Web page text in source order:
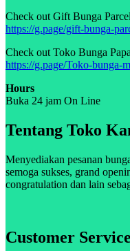
Check out Gift Bunga
https://g.page/gift-bunga-
Check out Toko Bunga
https://g.page/Toko-bunga-
Hours
Buka 24 jam On Line
Tentang Toko
Menyediakan pesanan
semoga sukses, grand
congratulation dan lain
Customer